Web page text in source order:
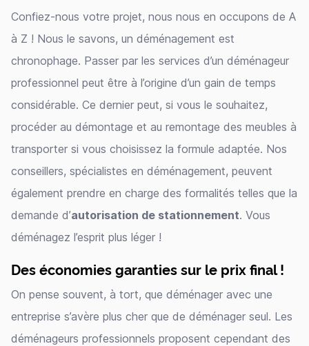
Confiez-nous votre projet, nous nous en occupons de A
à Z ! Nous le savons, un déménagement est
chronophage. Passer par les services d’un déménageur
professionnel peut être à l’origine d’un gain de temps
considérable. Ce dernier peut, si vous le souhaitez,
procéder au démontage et au remontage des meubles à
transporter si vous choisissez la formule adaptée. Nos
conseillers, spécialistes en déménagement, peuvent
également prendre en charge des formalités telles que la
demande d’autorisation de stationnement. Vous
déménagez l’esprit plus léger !
Des économies garanties sur le prix final !
On pense souvent, à tort, que déménager avec une
entreprise s’avère plus cher que de déménager seul. Les
déménageurs professionnels proposent cependant des